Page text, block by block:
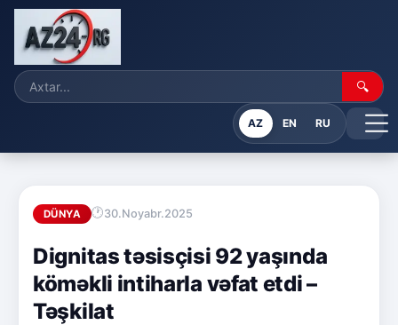
🔍
AZ EN RU
DÜNYA 30.Noyabr.2025
Dignitas təsisçisi 92 yaşında
köməkli intiharla vəfat etdi –
Təşkilat